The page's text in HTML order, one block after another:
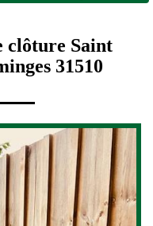
clôture Saint
31510